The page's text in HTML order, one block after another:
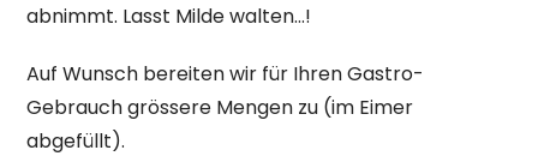
abnimmt. Lasst Milde walten…!
Auf Wunsch bereiten wir für Ihren Gastro-
Gebrauch grössere Mengen zu (im Eimer
abgefüllt).